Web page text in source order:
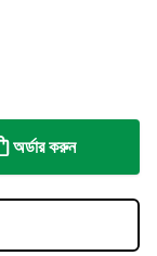
অর্ডার করুন